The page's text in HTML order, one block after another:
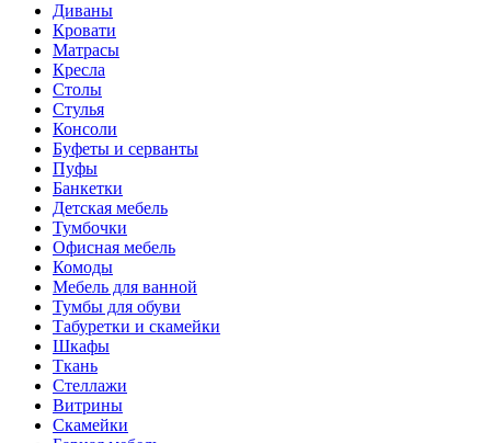
Диваны
Кровати
Матрасы
Кресла
Столы
Стулья
Консоли
Буфеты и серванты
Пуфы
Банкетки
Детская мебель
Тумбочки
Офисная мебель
Комоды
Мебель для ванной
Тумбы для обуви
Табуретки и скамейки
Шкафы
Ткань
Стеллажи
Витрины
Скамейки